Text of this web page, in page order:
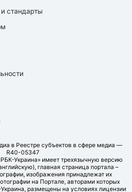
стандарты
в Реестре субъектов в сфере медиа —
R40-05347
Украина» имеет трехязычную версию
главная страница портала –
изображения принадлежат их
на Портале, авторами которых
размещены на условиях лицензии